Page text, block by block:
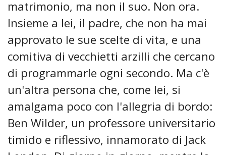
matrimonio, ma non il suo. Non ora.
Insieme a lei, il padre, che non ha mai
approvato le sue scelte di vita, e una
comitiva di vecchietti arzilli che cercano
di programmarle ogni secondo. Ma c'è
un'altra persona che, come lei, si
amalgama poco con l'allegria di bordo:
Ben Wilder, un professore universitario
timido e riflessivo, innamorato di Jack